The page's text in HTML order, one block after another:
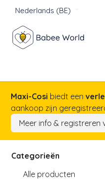
Nederlands (BE)
Maxi-Cosi biedt een
aankoop zijn
Meer info & registreren
Categorieën
Alle producten